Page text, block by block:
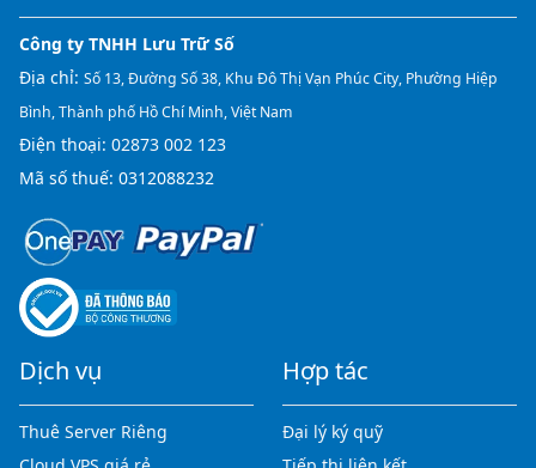
Công ty TNHH Lưu Trữ Số
Địa chỉ: Số 13, Đường Số 38, Khu Đô Thị Vạn Phúc City, Phường Hiệp
Bình, Thành phố Hồ Chí Minh, Việt Nam
Điện thoại: 02873 002 123
Mã số thuế: 0312088232
Dịch vụ
Thuê Server Riêng
Hợp tác
Đại lý ký quỹ